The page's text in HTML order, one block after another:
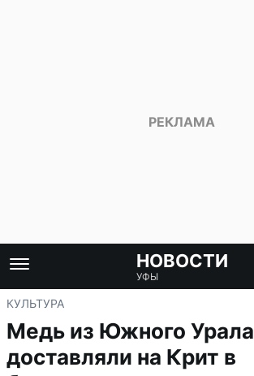
НОВОСТИ
УФЫ
КУЛЬТУРА
Медь из Южного Урала
доставляли на Крит в